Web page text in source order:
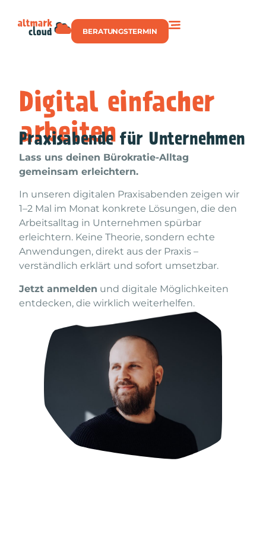
BERATUNGSTERMIN
Digital einfacher
arbeiten
Praxisabende für Unternehmen
Lass uns deinen Bürokratie-Alltag
gemeinsam erleichtern.
In unseren digitalen Praxisabenden zeigen wir
1–2 Mal im Monat konkrete Lösungen, die den
Arbeitsalltag in Unternehmen spürbar
erleichtern. Keine Theorie, sondern echte
Anwendungen, direkt aus der Praxis –
verständlich erklärt und sofort umsetzbar.
Jetzt anmelden und digitale Möglichkeiten
entdecken, die wirklich weiterhelfen.